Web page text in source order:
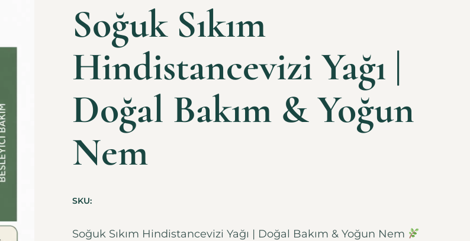
Soğuk Sıkım
Hindistancevizi Yağı |
Doğal Bakım & Yoğun
Nem
SKU:
Soğuk Sıkım Hindistancevizi Yağı | Doğal Bakım & Yoğun Nem